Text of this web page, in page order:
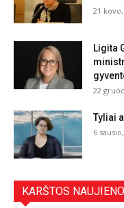
21 kovo,
Ligita
22
Tyliai
6
KARŠTOS